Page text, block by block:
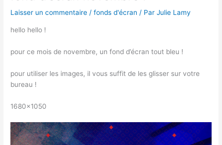
Laisser un commentaire /fonds d'écran / ParJulie Lamy
hello hello !
pour ce mois de novembre, un fond d’écran tout bleu !
pour utiliser les images, il vous suffit de les glisser sur votre
bureau !
1680×1050